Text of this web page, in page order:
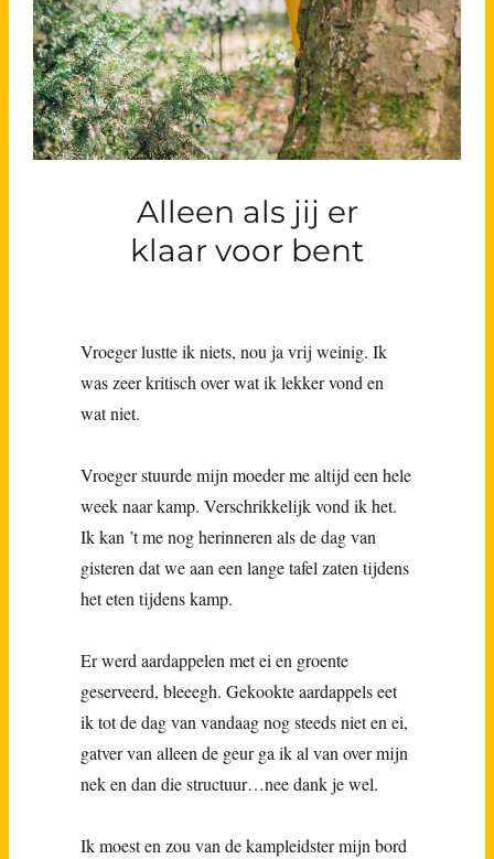
Alleen als jij er
klaar voor bent
Vroeger lustte ik niets, nou ja vrij weinig. Ik
was zeer kritisch over wat ik lekker vond en
wat niet.
Vroeger stuurde mijn moeder me altijd een hele
week naar kamp. Verschrikkelijk vond ik het.
Ik kan ’t me nog herinneren als de dag van
gisteren dat we aan een lange tafel zaten tijdens
het eten tijdens kamp.
Er werd aardappelen met ei en groente
geserveerd, bleeegh. Gekookte aardappels eet
ik tot de dag van vandaag nog steeds niet en ei,
gatver van alleen de geur ga ik al van over mijn
nek en dan die structuur…nee dank je wel.
Ik moest en zou van de kampleidster mijn bord